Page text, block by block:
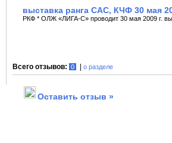
выставка ранга САС, КЧФ 30 мая
РКФ * ОЛЖ «ЛИГА-С» проводит 30 мая 2009 г.
Всего отзывов: 0 | о разделе
Оставить отзыв »